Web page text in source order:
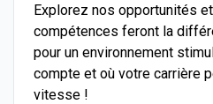
Explorez nos opportunités
compétences feront la
pour un environnement
compte et où votre carrière
vitesse !